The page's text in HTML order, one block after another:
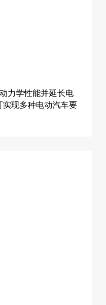
力学性能并延长电
现多种电动汽车要